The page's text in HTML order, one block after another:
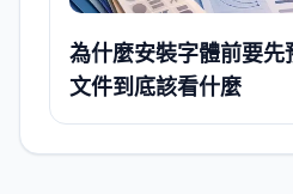
為什麼安裝字體前要先
文件到底該看什麼